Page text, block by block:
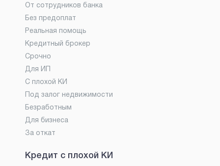
От сотрудников банка
Без предоплат
Реальная помощь
Кредитный брокер
Срочно
Для ИП
С плохой КИ
Под залог недвижимости
Безработным
Для бизнеса
За откат
Кредит с плохой КИ